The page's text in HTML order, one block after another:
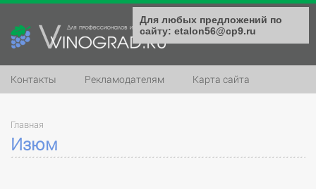
Контакты Рекламодателям Карта сайта
Главная
Изюм
Для любых предложений по
сайту: etalon56@cp9.ru